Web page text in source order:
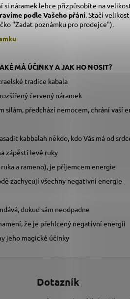
si náramek lehce přizpůsobíte na
podle Vašeho přání . Stačí velikost
"Zadat poznámku pro prodejce").
MÁ ÚČINKY A JAK HO NOSIT?
tradice kabala
červený náramek
silám, předchází nemocem, chrání vaší
kabbalah někdo, kdo Vás má od
zápěstí levé ruky
a rameno), je příjemcem energie
zachycují všechny negativní energie
dokud sám neodpadne
že je přehlcený negativní energii
jeho magické účinky
Dotazník